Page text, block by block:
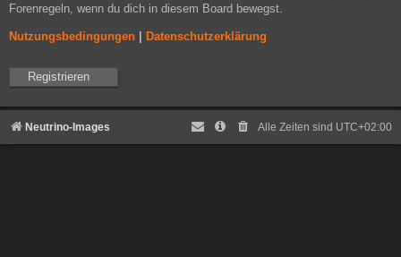
Forenregeln, wenn du dich in diesem Board bewegst.
Nutzungsbedingungen Datenschutzerklärung
Registrieren
Neutrino-Images Alle Zeiten sind UTC+02:00